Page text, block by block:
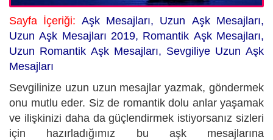
Sayfa İçeriği: Aşk Mesajları, Uzun Aşk Mesajları,
Uzun Aşk Mesajları 2019, Romantik Aşk Mesajları,
Uzun Romantik Aşk Mesajları, Sevgiliye Uzun Aşk
Mesajları
Sevgilinize uzun uzun mesajlar yazmak, göndermek
onu mutlu eder. Siz de romantik dolu anlar yaşamak
ve ilişkinizi daha da güçlendirmek istiyorsanız sizleri
için hazırladığımız bu aşk mesajlarına